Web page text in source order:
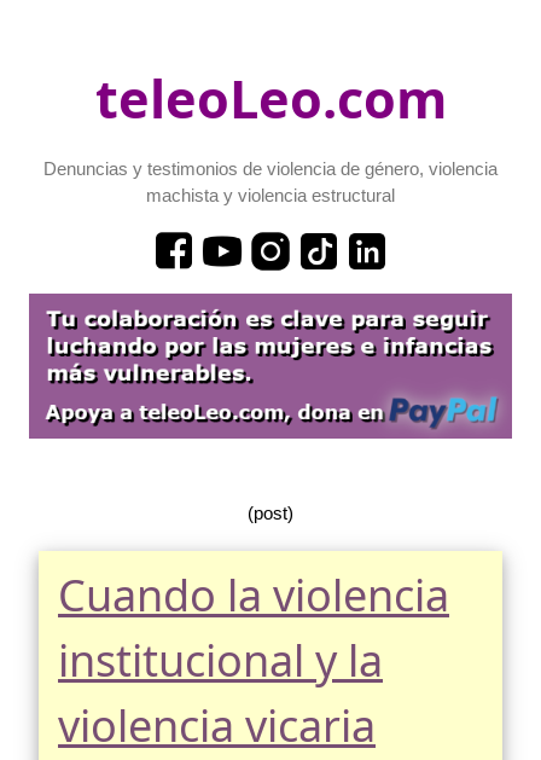
teleoLeo.com
Denuncias y testimonios de violencia de género, violencia
machista y violencia estructural
(post)
Cuando la violencia
institucional y la
violencia vicaria